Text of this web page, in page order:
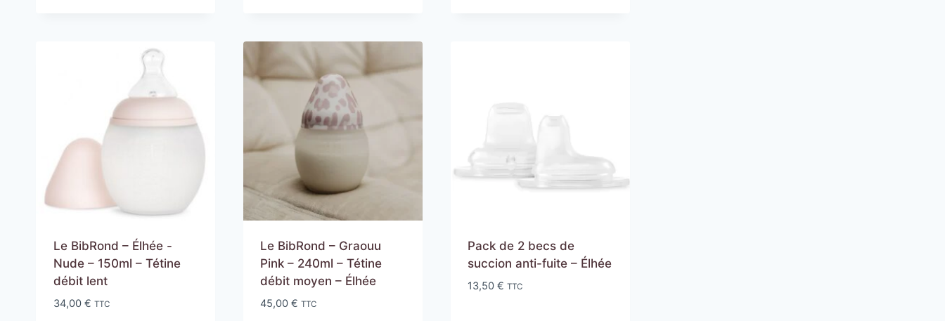
Le BibRond – Élhée -
Nude – 150ml – Tétine
débit lent
34,00 € TTC
Le BibRond – Graouu
Pink – 240ml – Tétine
débit moyen – Élhée
45,00€ TTC
Pack de 2 becs de
succion anti-fuite – Élhée
13,50€ TTC